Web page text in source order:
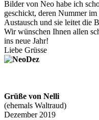
Bilder von Neo habe ich
geschickt, deren Nummer im
Austausch und sie leitet die
Wir wünschen Ihnen allen
ins neue Jahr!
Liebe Grüsse
Grüße von Nelli
(ehemals Waltraud)
Dezember 2019